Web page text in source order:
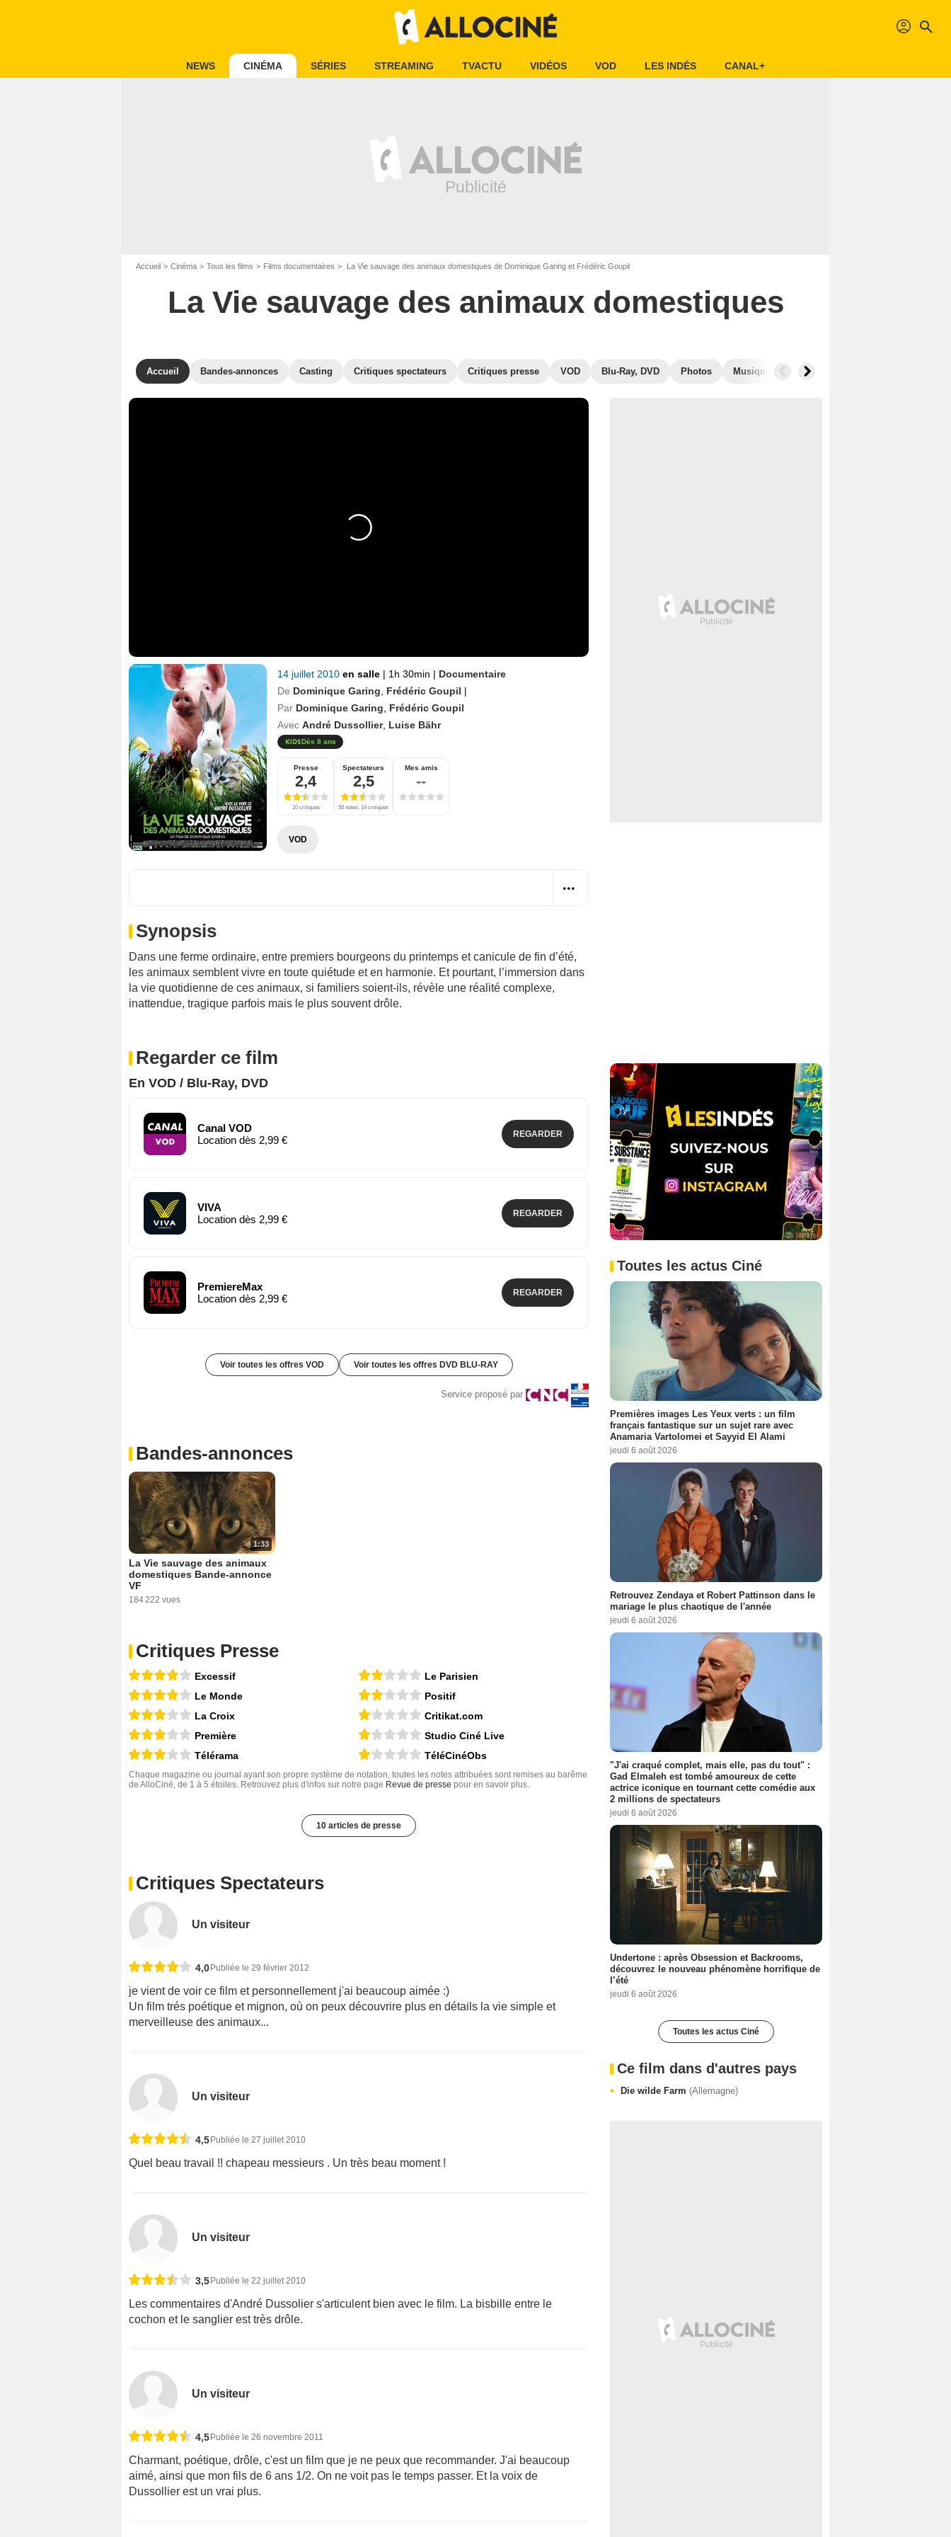
profil search
NEWS CINÉMA SÉRIES STREAMING TVACTU VIDÉOS VOD LES INDÉS CANAL+
Accueil Cinéma Tous les films Films documentaires La Vie sauvage des animaux domestiques de Dominique Garing et Frédéric Goupil
La Vie sauvage des animaux domestiques
Accueil Bandes-annonces Casting Critiques spectateurs Critiques presse VOD Blu-Ray, DVD Photos Musique Secrets de tournage
14 juillet 2010 en salle | 1h 30min | Documentaire
De Dominique Garing Frédéric Goupil |
Par Dominique Garing
Frédéric Goupil
Avec André Dussollier, Luise Bähr
Dès 8 ans
Presse
2,4
10 critiques
Spectateurs
2,5
50 notes, 14 critiques
Mes amis
--
VOD
Synopsis
Dans une ferme ordinaire, entre premiers bourgeons du printemps et canicule de fin d’été,
les animaux semblent vivre en toute quiétude et en harmonie. Et pourtant, l’immersion dans
la vie quotidienne de ces animaux, si familiers soient-ils, révèle une réalité complexe,
inattendue, tragique parfois mais le plus souvent drôle.
Regarder ce film
En VOD / Blu-Ray, DVD
Canal VOD
Location dès 2,99 €
REGARDER
VIVA
Location dès 2,99 €
REGARDER
PremiereMax
Location dès 2,99 €
REGARDER
Voir toutes les offres VOD Voir toutes les offres DVD BLU-RAY
Service proposé par
Bandes-annonces
1:33
La Vie sauvage des animaux
domestiques Bande-annonce
VF
184 222 vues
Critiques Presse
Excessif
Le Monde
La Croix
Première
Télérama
Le Parisien
Positif
Critikat.com
Studio Ciné Live
TéléCinéObs
Chaque magazine ou journal ayant son propre système de notation, toutes les notes attribuées sont remises au barême
de AlloCiné, de 1 à 5 étoiles. Retrouvez plus d'infos sur notre page Revue de presse pour en savoir plus.
10 articles de presse
Critiques Spectateurs
Un visiteur
4,0 Publiée le 29 février 2012
je vient de voir ce film et personnellement j'ai beaucoup aimée :)
Un film trés poétique et mignon, où on peux découvrire plus en détails la vie simple et
merveilleuse des animaux...
Un visiteur
4,5 Publiée le 27 juillet 2010
Quel beau travail !! chapeau messieurs . Un très beau moment !
Un visiteur
3,5 Publiée le 22 juillet 2010
Les commentaires d'André Dussolier s'articulent bien avec le film. La bisbille entre le
cochon et le sanglier est très drôle.
Un visiteur
4,5 Publiée le 26 novembre 2011
Charmant, poétique, drôle, c'est un film que je ne peux que recommander. J'ai beaucoup
aimé, ainsi que mon fils de 6 ans 1/2. On ne voit pas le temps passer. Et la voix de
Dussollier est un vrai plus.
Toutes les actus Ciné
Premières images Les Yeux verts : un film
français fantastique sur un sujet rare avec
Anamaria Vartolomei et Sayyid El Alami
jeudi 6 août 2026
Retrouvez Zendaya et Robert Pattinson dans le
mariage le plus chaotique de l'année
jeudi 6 août 2026
"J'ai craqué complet, mais elle, pas du tout" :
Gad Elmaleh est tombé amoureux de cette
actrice iconique en tournant cette comédie aux
2 millions de spectateurs
jeudi 6 août 2026
Undertone : après Obsession et Backrooms,
découvrez le nouveau phénomène horrifique de
l’été
jeudi 6 août 2026
Toutes les actus Ciné
Ce film dans d'autres pays
Die wilde Farm (Allemagne)